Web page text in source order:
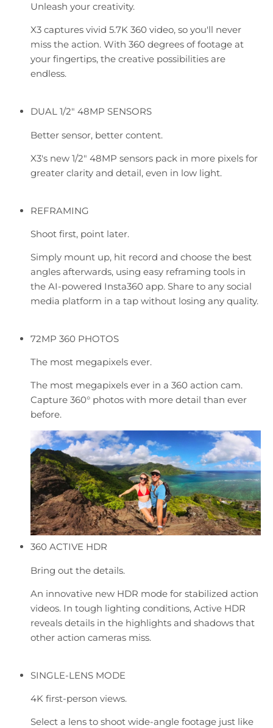
Unleash your creativity.
X3 captures vivid 5.7K 360 video, so you'll never
miss the action. With 360 degrees of footage at
your fingertips, the creative possibilities are
endless.
DUAL 1/2" 48MP SENSORS
Better sensor, better content.
X3's new 1/2" 48MP sensors pack in more pixels for
greater clarity and detail, even in low light.
REFRAMING
Shoot first, point later.
Simply mount up, hit record and choose the best
angles afterwards, using easy reframing tools in
the AI-powered Insta360 app. Share to any social
media platform in a tap without losing any quality.
72MP 360 PHOTOS
The most megapixels ever.
The most megapixels ever in a 360 action cam.
Capture 360° photos with more detail than ever
before.
360 ACTIVE HDR
Bring out the details.
An innovative new HDR mode for stabilized action
videos. In tough lighting conditions, Active HDR
reveals details in the highlights and shadows that
other action cameras miss.
SINGLE-LENS MODE
4K first-person views.
Select a lens to shoot wide-angle footage just like